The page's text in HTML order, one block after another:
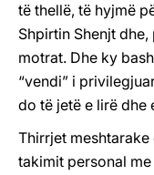
të thellë, të hyjmë
Shpirtin Shenjt
motrat. Dhe ky
“vendi” i
do të jetë e lirë dhe
Thirrjet
takimit personal